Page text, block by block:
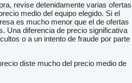
revise detenidamente varias ofertas
medio del equipo elegido. Si el
es mucho menor que el de ofertas
Una diferencia de precio significativa
o a un intento de fraude por parte
diste mucho del precio medio de